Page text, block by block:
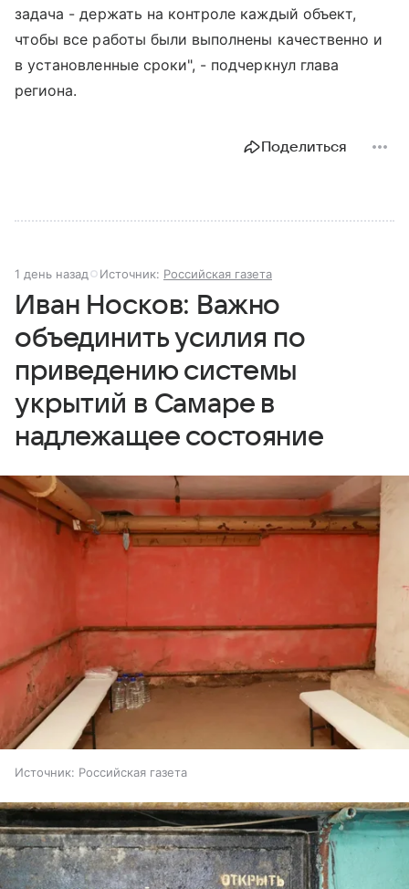
задача - держать на контроле каждый объект,
чтобы все работы были выполнены качественно и
в установленные сроки", - подчеркнул глава
региона.
Поделиться
1 день назад Источник: Российская газета
Иван Носков: Важно
объединить усилия по
приведению системы
укрытий в Самаре в
надлежащее состояние
Источник: Российская газета